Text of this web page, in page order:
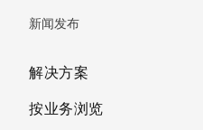
新闻发布
解决方案
按业务浏览